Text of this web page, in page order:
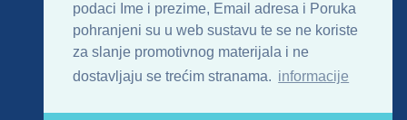
podaci Ime i prezime, Email adresa i Poruka
pohranjeni su u web sustavu te se ne koriste
za slanje promotivnog materijala i ne
dostavljaju se trećim stranama. informacije
Sitemap
RSS